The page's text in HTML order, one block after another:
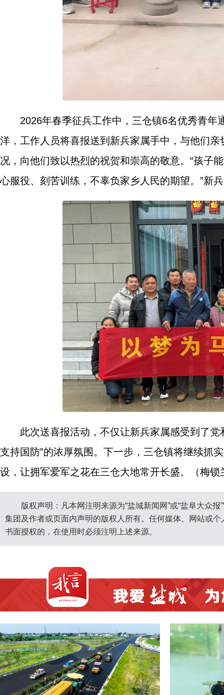
2026年春季征兵工作中，三仓镇6名优秀青
洋，工作人员将喜报送到新兵家属手中，与他们
况，向他们致以热烈的祝贺和崇高的敬意。“孩子
心服役、刻苦训练，不辜负家乡人民的期望。”新
此次送喜报活动，不仅让新兵家属感受到了
支持国防”的浓厚氛围。下一步，三仓镇将继续抓
设，让拥军爱军之花在三仓大地常开长盛。（梅锁
版权声明：凡本网注明来源为“盐城新闻网”或“盐阜大众
集团及作者或页面内声明的版权人所有。任何媒体、网站或
书面授权的，在使用时必须注明上述来源。